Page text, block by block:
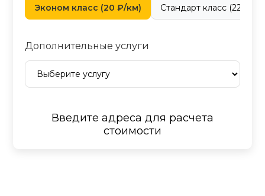
Эконом класс (20 ₽/км) Стандарт класс (22 ₽/
Дополнительные услуги
Введите адреса для расчета
стоимости